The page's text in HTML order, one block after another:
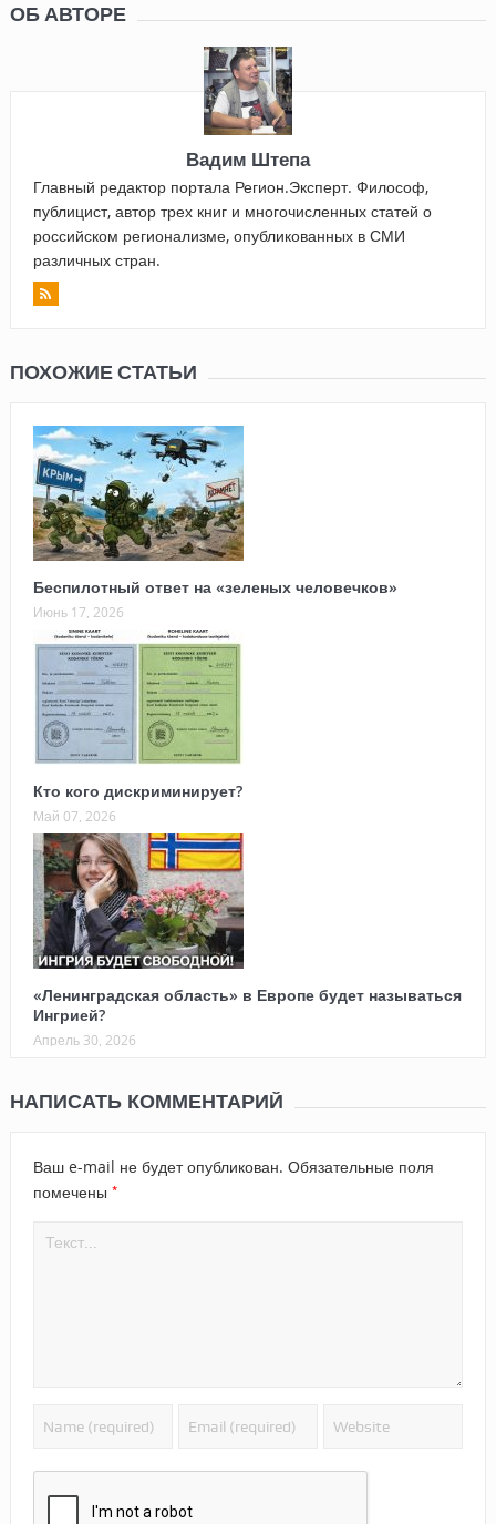
ОБ АВТОРЕ
Вадим Штепа
Главный редактор портала Регион.Эксперт. Философ,
публицист, автор трех книг и многочисленных статей о
российском регионализме, опубликованных в СМИ
различных стран.
ПОХОЖИЕ СТАТЬИ
Беспилотный ответ на «зеленых человечков»
Июнь 17, 2026
Кто кого дискриминирует?
Май 07, 2026
«Ленинградская область» в Европе будет называться
Ингрией?
Апрель 30, 2026
НАПИСАТЬ КОММЕНТАРИЙ
Ваш e-mail не будет опубликован. Обязательные поля
помечены *